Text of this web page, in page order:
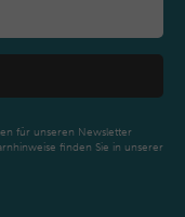
für unseren Newsletter
finden Sie in unserer